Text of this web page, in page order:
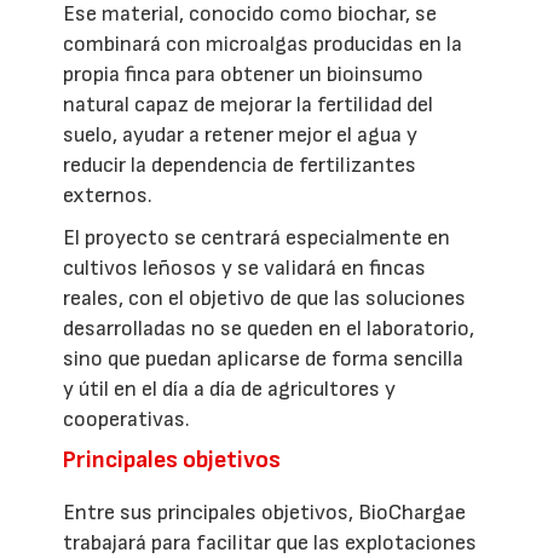
Ese material, conocido como biochar, se
combinará con microalgas producidas en la
propia finca para obtener un bioinsumo
natural capaz de mejorar la fertilidad del
suelo, ayudar a retener mejor el agua y
reducir la dependencia de fertilizantes
externos.
El proyecto se centrará especialmente en
cultivos leñosos y se validará en fincas
reales, con el objetivo de que las soluciones
desarrolladas no se queden en el laboratorio,
sino que puedan aplicarse de forma sencilla
y útil en el día a día de agricultores y
cooperativas.
Principales objetivos
Entre sus principales objetivos, BioChargae
trabajará para facilitar que las explotaciones